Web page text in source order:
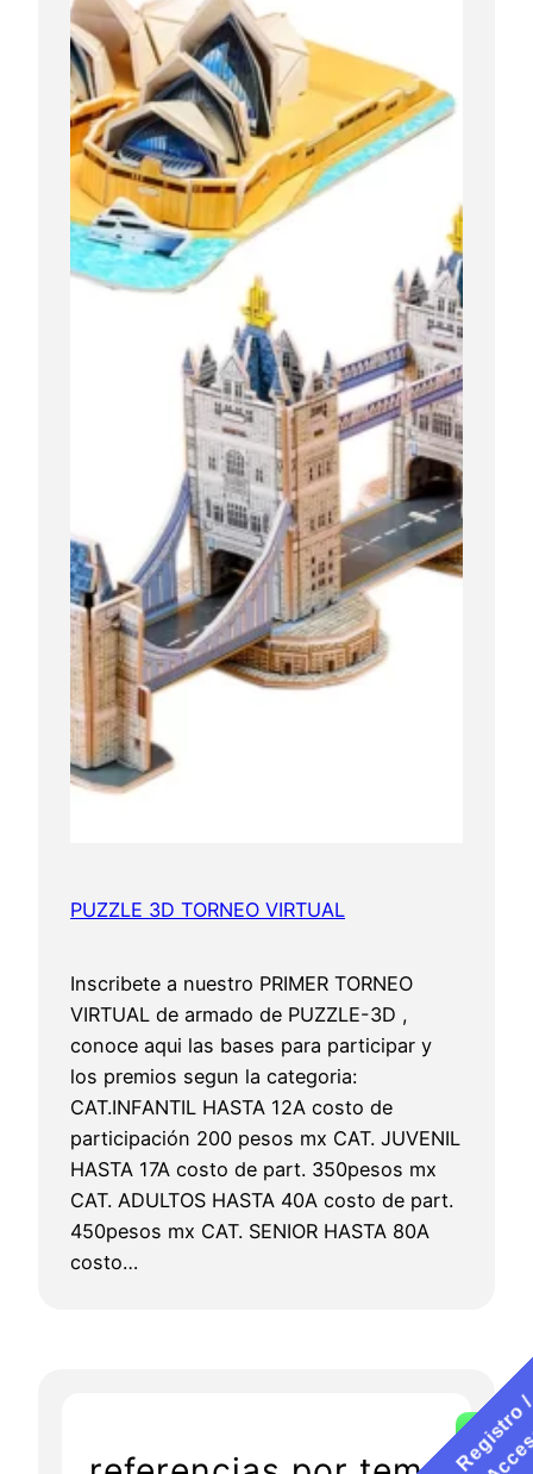
PUZZLE 3D TORNEO VIRTUAL
Inscribete a nuestro PRIMER TORNEO
VIRTUAL de armado de PUZZLE-3D ,
conoce aqui las bases para participar y
los premios segun la categoria:
CAT.INFANTIL HASTA 12A costo de
participación 200 pesos mx CAT. JUVENIL
HASTA 17A costo de part. 350pesos mx
CAT. ADULTOS HASTA 40A costo de part.
450pesos mx CAT. SENIOR HASTA 80A
costo…